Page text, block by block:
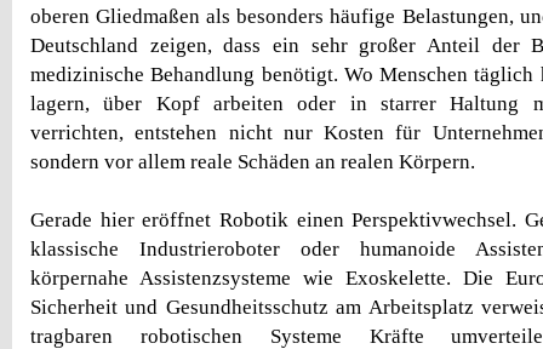
oberen Gliedmaßen als besonders häufige Belastungen,
Deutschland zeigen, dass ein sehr großer Anteil der
medizinische Behandlung benötigt. Wo Menschen täglich
lagern, über Kopf arbeiten oder in starrer Haltung
verrichten, entstehen nicht nur Kosten für
sondern vor allem reale Schäden an realen Körpern.
Gerade hier eröffnet Robotik einen Perspektivwechsel.
klassische Industrieroboter oder humanoide
körpernahe Assistenzsysteme wie Exoskelette. Die
Sicherheit und Gesundheitsschutz am Arbeitsplatz
tragbaren robotischen Systeme Kräfte